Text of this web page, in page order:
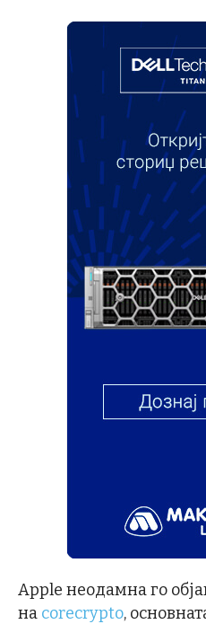
Apple неодамна го
на corecrypto,